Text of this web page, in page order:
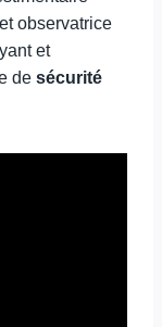
observatrice
et
de sécurité